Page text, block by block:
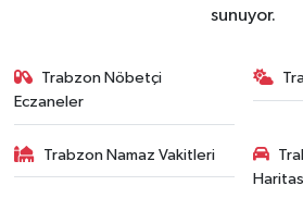
sunuyor.
Trabzon Nöbetçi
Eczaneler
Trabzon Namaz Vakitleri